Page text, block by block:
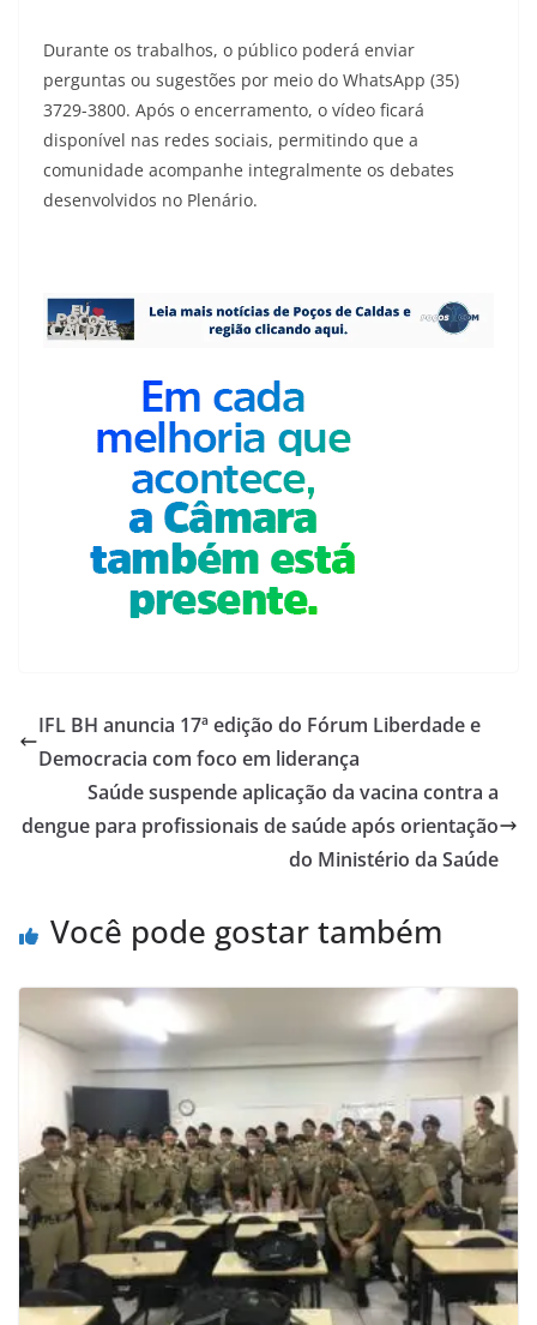
Durante os trabalhos, o público poderá enviar
perguntas ou sugestões por meio do WhatsApp (35)
3729-3800. Após o encerramento, o vídeo ficará
disponível nas redes sociais, permitindo que a
comunidade acompanhe integralmente os debates
desenvolvidos no Plenário.
IFL BH anuncia 17ª edição do Fórum Liberdade e
Democracia com foco em liderança
Saúde suspende aplicação da vacina contra a
dengue para profissionais de saúde após orientação
do Ministério da Saúde
Você pode gostar também